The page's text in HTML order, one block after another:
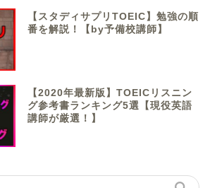
【スタディサプリTOEIC】勉強の順
番を解説！【by予備校講師】
【2020年最新版】TOEICリスニン
グ参考書ランキング5選【現役英語
講師が厳選！】